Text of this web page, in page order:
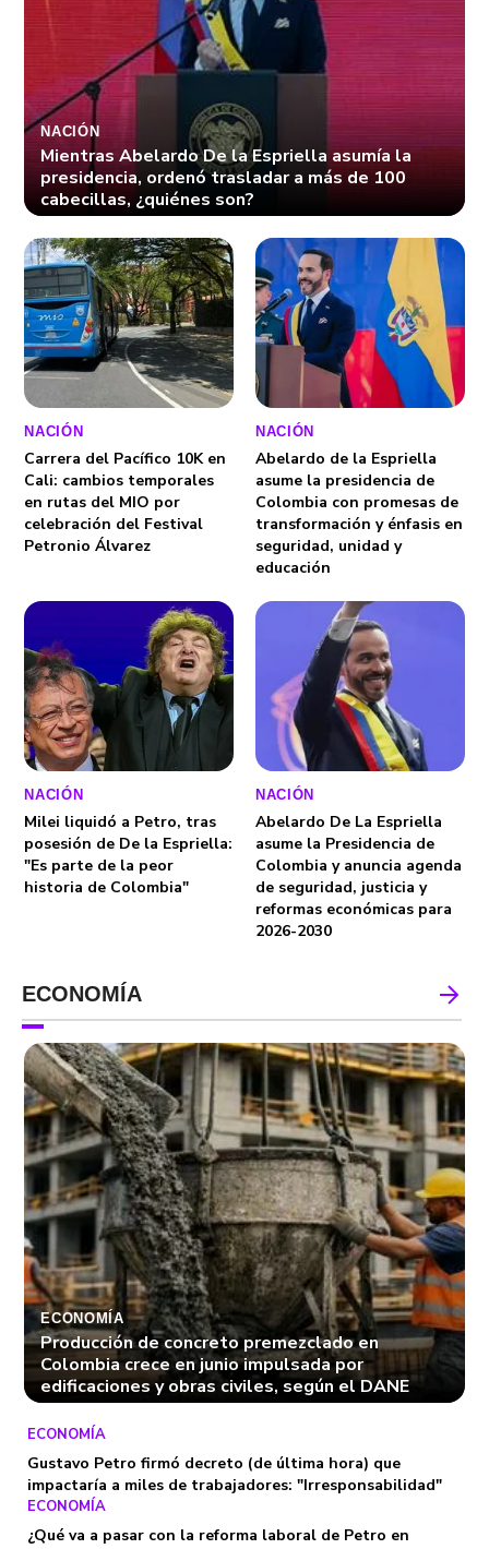
NACIÓN
Mientras Abelardo De la Espriella asumía la
presidencia, ordenó trasladar a más de 100
cabecillas, ¿quiénes son?
NACIÓN
Carrera del Pacífico 10K en
Cali: cambios temporales
en rutas del MIO por
celebración del Festival
Petronio Álvarez
NACIÓN
Abelardo de la Espriella
asume la presidencia de
Colombia con promesas de
transformación y énfasis en
seguridad, unidad y
educación
NACIÓN
Milei liquidó a Petro, tras
posesión de De la Espriella:
"Es parte de la peor
historia de Colombia"
NACIÓN
Abelardo De La Espriella
asume la Presidencia de
Colombia y anuncia agenda
de seguridad, justicia y
reformas económicas para
2026-2030
ECONOMÍA
ECONOMÍA
Producción de concreto premezclado en
Colombia crece en junio impulsada por
edificaciones y obras civiles, según el DANE
ECONOMÍA
Gustavo Petro firmó decreto (de última hora) que
impactaría a miles de trabajadores: "Irresponsabilidad"
ECONOMÍA
¿Qué va a pasar con la reforma laboral de Petro en